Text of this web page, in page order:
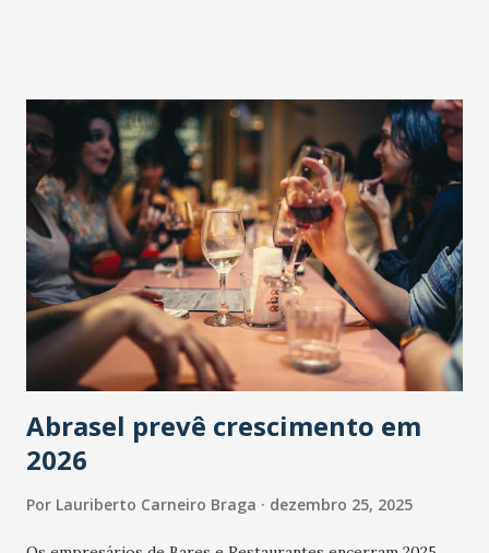
Abrasel prevê crescimento em
2026
Por Lauriberto Carneiro Braga dezembro 25, 2025